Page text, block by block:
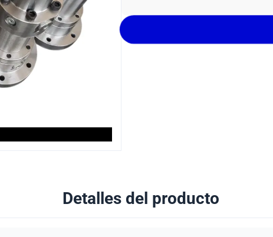
Detalles del producto